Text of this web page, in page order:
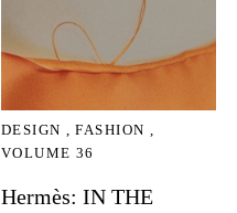
DESIGN
FASHION
VOLUME 36
Hermès: IN THE